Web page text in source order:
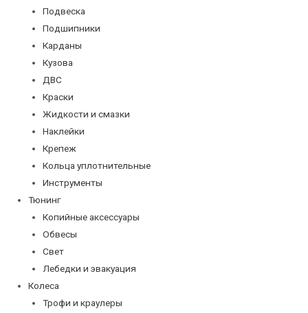
Подвеска
Подшипники
Карданы
Кузова
ДВС
Краски
Жидкости и смазки
Наклейки
Крепеж
Кольца уплотнительные
Инструменты
Тюнинг
Копийные аксессуары
Обвесы
Свет
Лебедки и эвакуация
Колеса
Трофи и краулеры